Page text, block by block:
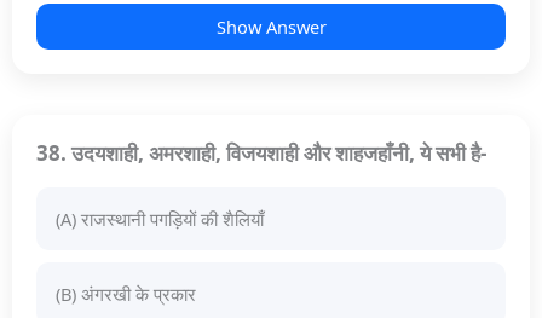
Show Answer
38. उदयशाही, अमरशाही, विजयशाही और शाहजहाँनी, ये सभी है-
(A) राजस्थानी पगड़ियों की शैलियाँ
(B) अंगरखी के प्रकार